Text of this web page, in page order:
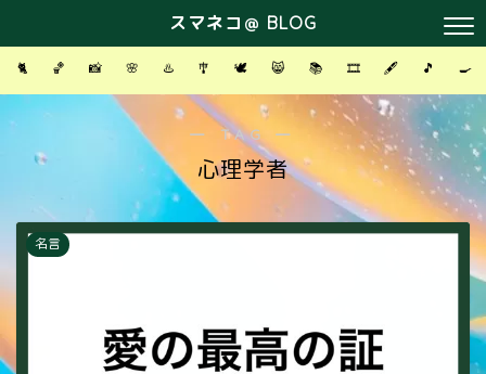
スマネコ＠ BLOG
🐈 🏀 📸 🌸 ♨️ 🎐 🕊 😸 📚 🎞 🖋 🎵 🍳
― TAG ―
心理学者
名言